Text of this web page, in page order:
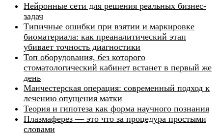
Нейронные сети для решения реальных бизнес-
задач
Типичные ошибки при взятии и маркировке
биоматериала: как преаналитический этап
убивает точность диагностики
Топ оборудования, без которого
стоматологический кабинет встанет в первый же
день
Манчестерская операция: современный подход к
лечению опущения матки
Теория и гипотеза как форма научного познания
Плазмаферез — это что за процедура простыми
словами